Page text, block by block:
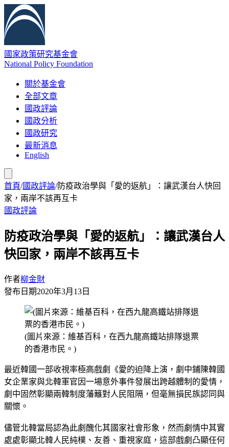
國家政策研究基金會
National Policy Foundation
關於基金會
全部文章
國政評論
國政分析
國政研究
最新消息
English
首頁/國政評論/防疫政治學與「愛的返航」：讓武漢台人快回
家，兩岸不該再互卡
國政評論
防疫政治學與「愛的返航」：讓武漢台人
快回家，兩岸不該再互卡
作者柳金財
發布日期2020年3月13日
(圖片來源：維基百科，在西九龍高鐵站排隊退票
的香港市民。)
最近韓國一部收視率極高戲劇《愛的迫降上演，劇中鋪陳韓國
女企業家與北韓軍官因一場意外事件發展出跨越體制的愛情，
劇中固然彰顯兩韓制度藩籬對人民阻隔，但毫無損民族認同與
關懷。
儘管北韓當局認為此劇醜化其國家社會形象，然而劇情中其實
處處彰顯北韓人民純樸、友善、重視家庭，這部戲劇凸顯任何